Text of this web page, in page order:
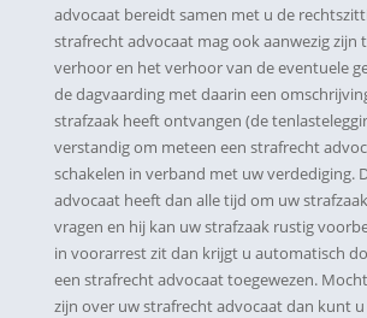
advocaat bereidt samen met u de
strafrecht advocaat mag ook aanwezig zijn
verhoor en het verhoor van de eventuele
de dagvaarding met daarin een
strafzaak heeft ontvangen (de
verstandig om meteen een strafrecht
schakelen in verband met uw verdediging.
advocaat heeft dan alle tijd om uw
vragen en hij kan uw strafzaak rustig
in voorarrest zit dan krijgt u automatisch
een strafrecht advocaat toegewezen.
zijn over uw strafrecht advocaat dan kunt